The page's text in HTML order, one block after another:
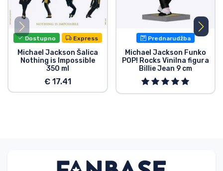
Dostupno Express
Michael Jackson Šalica
Nothing is Impossible
350 ml
€ 17.41
Prednarudžba
Michael Jackson Funko
POP! Rocks Vinilna figura
Billie Jean 9 cm